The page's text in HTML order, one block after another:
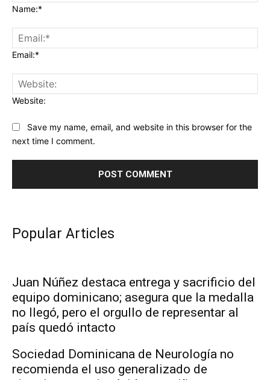
Name:*
Email:*
Website:
Save my name, email, and website in this browser for the
next time I comment.
Popular Articles
Juan Núñez destaca entrega y sacrificio del
equipo dominicano; asegura que la medalla
no llegó, pero el orgullo de representar al
país quedó intacto
Sociedad Dominicana de Neurología no
recomienda el uso generalizado de